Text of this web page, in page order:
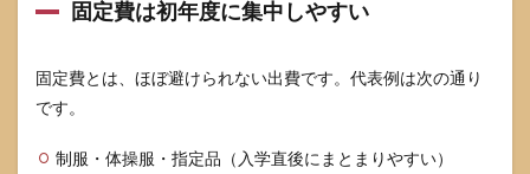
てい
7.3
ニテ
固定費は初年度に集中しやすい
固定費とは、ほぼ避けられない出費です。代表例は次の通り
です。
制服・体操服・指定品（入学直後にまとまりやすい）